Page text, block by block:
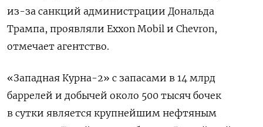
из-за санкций администрации Дональда
Трампа, проявляли Exxon Mobil и Chevron,
отмечает агентство.
«Западная Курна-2» с запасами в 14 млрд
баррелей и добычей около 500 тысяч бочек
в сутки является крупнейшим нефтяным